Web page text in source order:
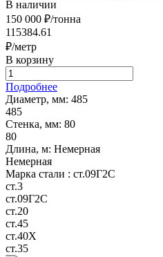
В наличии
150 000 ₽/тонна
115384.61
₽/метр
В корзину
Подробнее
Диаметр, мм: 485
485
Стенка, мм: 80
80
Длина, м: Немерная
Немерная
Марка стали : ст.09Г2С
ст.3
ст.09Г2С
ст.20
ст.45
ст.40Х
ст.35